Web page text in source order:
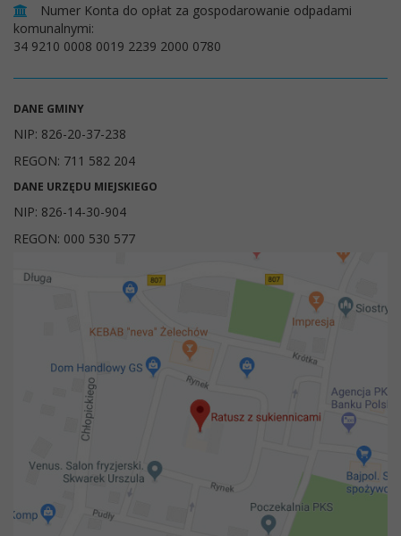
Numer Konta do opłat za gospodarowanie odpadami
komunalnymi:
34 9210 0008 0019 2239 2000 0780
DANE GMINY
NIP: 826-20-37-238
REGON: 711 582 204
DANE URZĘDU MIEJSKIEGO
NIP: 826-14-30-904
REGON: 000 530 577